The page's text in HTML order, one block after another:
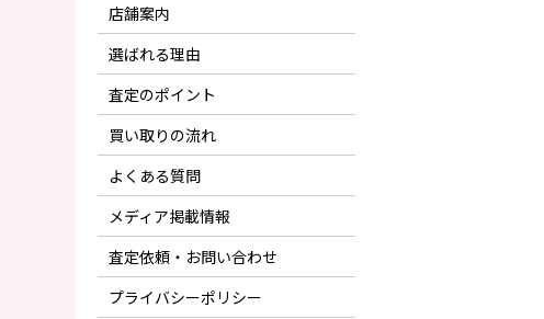
店舗案内
選ばれる理由
査定のポイント
買い取りの流れ
よくある質問
メディア掲載情報
査定依頼・お問い合わせ
プライバシーポリシー